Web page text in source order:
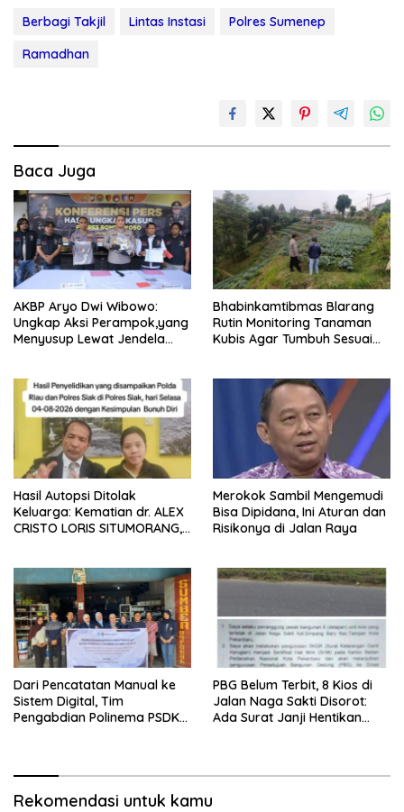
Berbagi Takjil Lintas Instasi
Polres Sumenep
Ramadhan
Baca Juga
AKBP Aryo Dwi Wibowo:
Ungkap Aksi Perampok,yang
Menyusup Lewat Jendela
Bhabinkamtibmas Blarang
Rutin Monitoring Tanaman
Kubis Agar Tumbuh Sesuai
Hasil Autopsi Ditolak
Keluarga: Kematian dr. ALEX
CRISTO LORIS SITUMORANG,
Merokok Sambil Mengemudi
Bisa Dipidana, Ini Aturan dan
Risikonya di Jalan Raya
Dari Pencatatan Manual ke
Sistem Digital, Tim
Pengabdian Polinema PSDKU
PBG Belum Terbit, 8 Kios di
Jalan Naga Sakti Disorot:
Ada Surat Janji Hentikan
Rekomendasi untuk kamu